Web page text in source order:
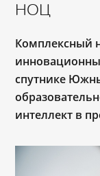
НОЦ
Комплексный
спутнике
интеллект в